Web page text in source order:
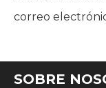
correo
SOBRE